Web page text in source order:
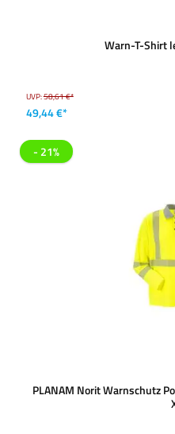
Warn-T-Shirt
UVP:58,61 €*
49,44 €*
- 21%
PLANAM Norit Warnschutz